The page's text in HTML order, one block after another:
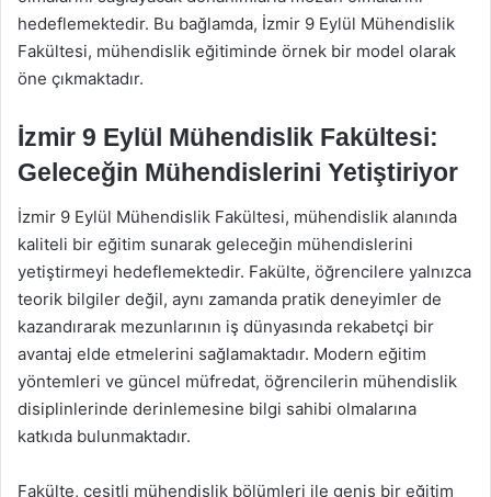
hedeflemektedir. Bu bağlamda, İzmir 9 Eylül Mühendislik
Fakültesi, mühendislik eğitiminde örnek bir model olarak
öne çıkmaktadır.
İzmir 9 Eylül Mühendislik Fakültesi:
Geleceğin Mühendislerini Yetiştiriyor
İzmir 9 Eylül Mühendislik Fakültesi, mühendislik alanında
kaliteli bir eğitim sunarak geleceğin mühendislerini
yetiştirmeyi hedeflemektedir. Fakülte, öğrencilere yalnızca
teorik bilgiler değil, aynı zamanda pratik deneyimler de
kazandırarak mezunlarının iş dünyasında rekabetçi bir
avantaj elde etmelerini sağlamaktadır. Modern eğitim
yöntemleri ve güncel müfredat, öğrencilerin mühendislik
disiplinlerinde derinlemesine bilgi sahibi olmalarına
katkıda bulunmaktadır.
Fakülte, çeşitli mühendislik bölümleri ile geniş bir eğitim